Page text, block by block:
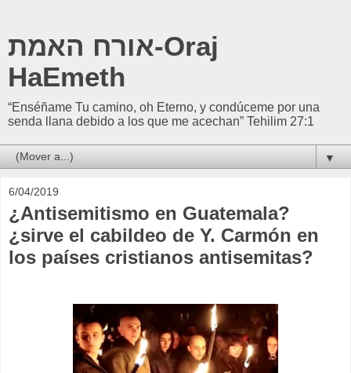
אורח האמת-Oraj
HaEmeth
“Enséñame Tu camino, oh Eterno, y condúceme por una
senda llana debido a los que me acechan” Tehilim 27:1
▼
6/04/2019
¿Antisemitismo en Guatemala?
¿sirve el cabildeo de Y. Carmón en
los países cristianos antisemitas?